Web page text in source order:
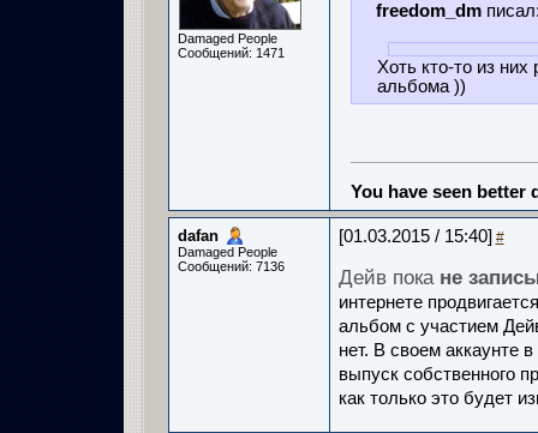
Damaged People
Сообщений: 1471
freedom_dm
Хоть кто-то из
альбома ))
You have seen better
dafan
Damaged People
Сообщений: 7136
[01.03.2015 / 15:40] #
Дейв пока не
интернете
альбом с участием
нет. В своем аккаунте
выпуск собственного
как только это будет